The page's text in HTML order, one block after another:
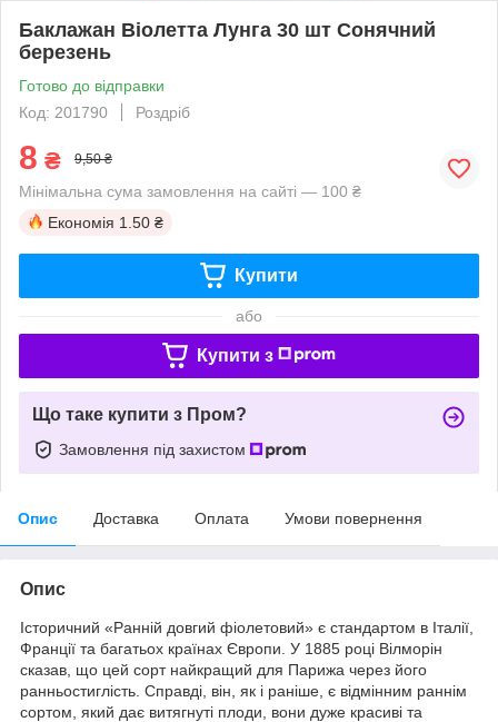
Баклажан Віолетта Лунга 30 шт Сонячний
березень
Готово до відправки
Код: 201790
Роздріб
8 ₴ 9,50 ₴
Мінімальна сума замовлення на сайті — 100 ₴
Економія 1.50 ₴
Купити
або
Купити з
Що таке купити з Пром?
Замовлення під захистом
Опис Доставка Оплата Умови повернення
Опис
Історичний «Ранній довгий фіолетовий» є стандартом в Італії,
Франції та багатьох країнах Європи. У 1885 році Вілморін
сказав, що цей сорт найкращий для Парижа через його
ранньостиглість. Справді, він, як і раніше, є відмінним раннім
сортом, який дає витягнуті плоди, вони дуже красиві та